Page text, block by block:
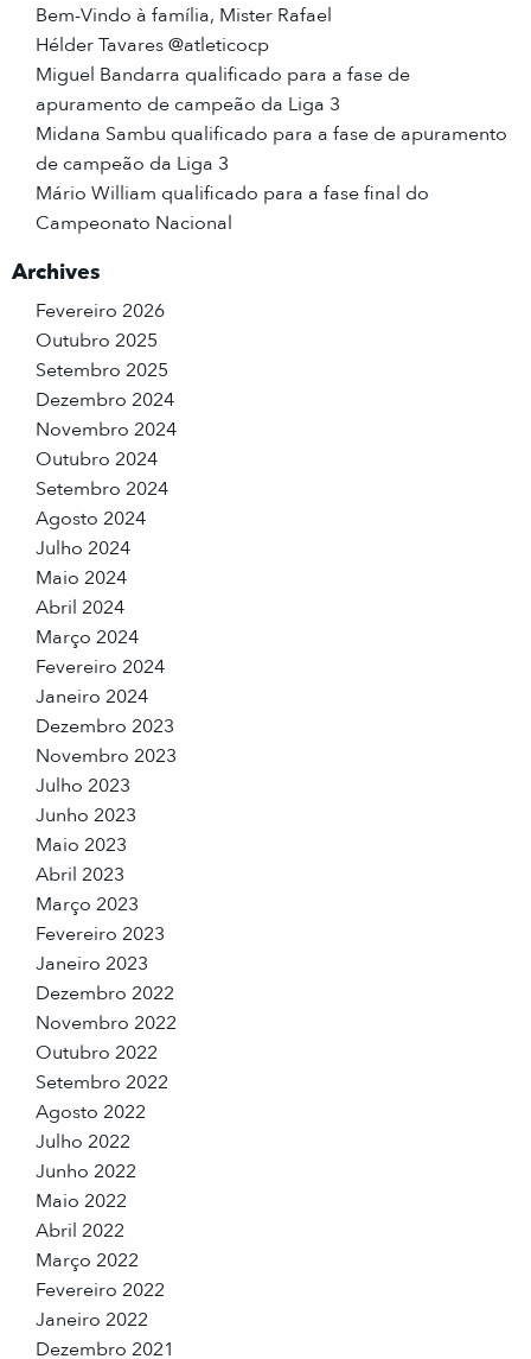
Bem-Vindo à família, Mister Rafael
Hélder Tavares @atleticocp
Miguel Bandarra qualificado para a fase de
apuramento de campeão da Liga 3
Midana Sambu qualificado para a fase de apuramento
de campeão da Liga 3
Mário William qualificado para a fase final do
Campeonato Nacional
Archives
Fevereiro 2026
Outubro 2025
Setembro 2025
Dezembro 2024
Novembro 2024
Outubro 2024
Setembro 2024
Agosto 2024
Julho 2024
Maio 2024
Abril 2024
Março 2024
Fevereiro 2024
Janeiro 2024
Dezembro 2023
Novembro 2023
Julho 2023
Junho 2023
Maio 2023
Abril 2023
Março 2023
Fevereiro 2023
Janeiro 2023
Dezembro 2022
Novembro 2022
Outubro 2022
Setembro 2022
Agosto 2022
Julho 2022
Junho 2022
Maio 2022
Abril 2022
Março 2022
Fevereiro 2022
Janeiro 2022
Dezembro 2021